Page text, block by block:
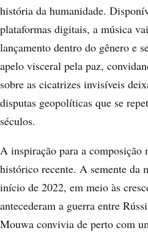
história da humanidade.
plataformas digitais, a música
lançamento dentro do gênero e
apelo visceral pela paz,
sobre as cicatrizes invisíveis
disputas geopolíticas que se
séculos.
A inspiração para a composição
histórico recente. A semente da
início de 2022, em meio às
antecederam a guerra entre
Mouwa convivia de perto com